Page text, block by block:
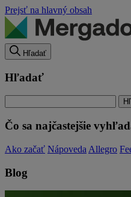
Prejsť na hlavný obsah
Hľadať
Hľadať
Čo sa najčastejšie
Ako začať Nápoveda Allegro
Blog